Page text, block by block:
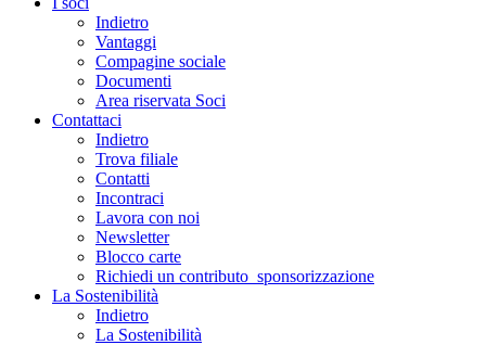
Indietro
Vantaggi
Compagine sociale
Documenti
Area riservata Soci
Contattaci
Indietro
Trova filiale
Contatti
Incontraci
Lavora con noi
Newsletter
Blocco carte
Richiedi un contributo_sponsorizzazione
La Sostenibilità
Indietro
La Sostenibilità